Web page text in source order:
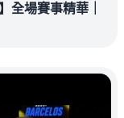
全場賽事精華｜